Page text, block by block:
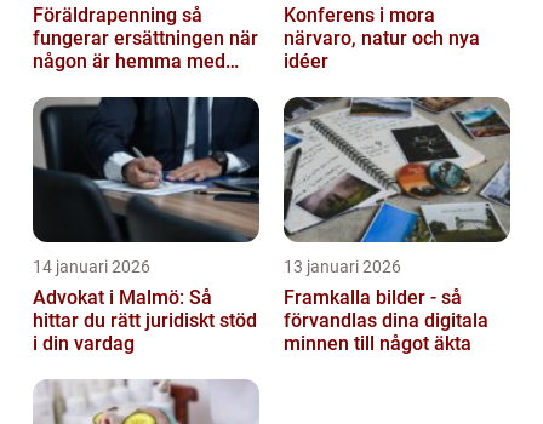
Föräldrapenning så
fungerar ersättningen när
någon är hemma med
Konferens i mora
närvaro, natur och nya
idéer
14 januari 2026
Advokat i Malmö: Så
hittar du rätt juridiskt stöd
i din vardag
13 januari 2026
Framkalla bilder - så
förvandlas dina digitala
minnen till något äkta